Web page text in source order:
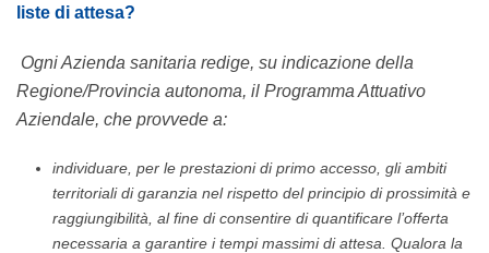
liste di attesa?
Ogni Azienda sanitaria redige, su indicazione della
Regione/Provincia autonoma, il Programma Attuativo
Aziendale, che provvede a:
individuare, per le prestazioni di primo accesso, gli ambiti
territoriali di garanzia nel rispetto del principio di prossimità e
raggiungibilità, al fine di consentire di quantificare l’offerta
necessaria a garantire i tempi massimi di attesa. Qualora la